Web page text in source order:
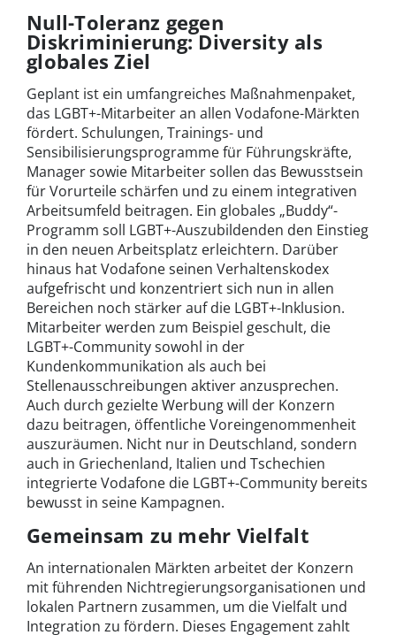
Null-Toleranz gegen
Diskriminierung:Diversity als
globales Ziel
Geplant ist ein umfangreiches Maßnahmenpaket,
das LGBT+-Mitarbeiter an allen Vodafone-Märkten
fördert. Schulungen, Trainings- und
Sensibilisierungsprogramme für Führungskräfte,
Manager sowie Mitarbeiter sollen das Bewusstsein
für Vorurteile schärfen und zu einem integrativen
Arbeitsumfeld beitragen. Ein globales „Buddy“-
Programm soll LGBT+-Auszubildenden den Einstieg
in den neuen Arbeitsplatz erleichtern. Darüber
hinaus hat Vodafone seinen Verhaltenskodex
aufgefrischt und konzentriert sich nun in allen
Bereichen noch stärker auf die LGBT+-Inklusion.
Mitarbeiter werden zum Beispiel geschult, die
LGBT+-Community sowohl in der
Kundenkommunikation als auch bei
Stellenausschreibungen aktiver anzusprechen.
Auch durch gezielte Werbung will der Konzern
dazu beitragen, öffentliche Voreingenommenheit
auszuräumen. Nicht nur in Deutschland, sondern
auch in Griechenland, Italien und Tschechien
integrierte Vodafone die LGBT+-Community bereits
bewusst in seine Kampagnen.
Gemeinsam zu mehr Vielfalt
An internationalen Märkten arbeitet der Konzern
mit führenden Nichtregierungsorganisationen und
lokalen Partnern zusammen, um die Vielfalt und
Integration zu fördern. Dieses Engagement zahlt